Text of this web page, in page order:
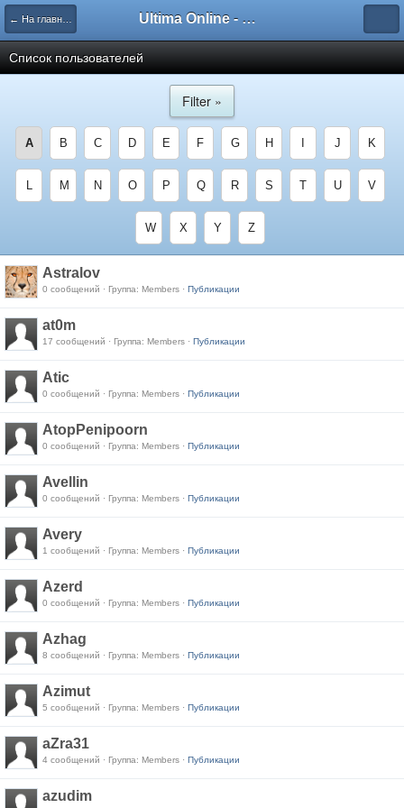
← На главную Ultima Online - Форум Русского сообщества игры
Список пользователей
Filter »
A B C D E F G H J K
L M N O P Q R S T U V
W X Y Z
Astralov
0 сообщений · Группа: Members · Публикации
at0m
17 сообщений · Группа: Members · Публикации
Atic
0 сообщений · Группа: Members · Публикации
AtopPenipoorn
0 сообщений · Группа: Members · Публикации
Avellin
0 сообщений · Группа: Members · Публикации
Avery
1 сообщений · Группа: Members · Публикации
Azerd
0 сообщений · Группа: Members · Публикации
Azhag
8 сообщений · Группа: Members · Публикации
Azimut
5 сообщений · Группа: Members · Публикации
aZra31
4 сообщений · Группа: Members · Публикации
azudim